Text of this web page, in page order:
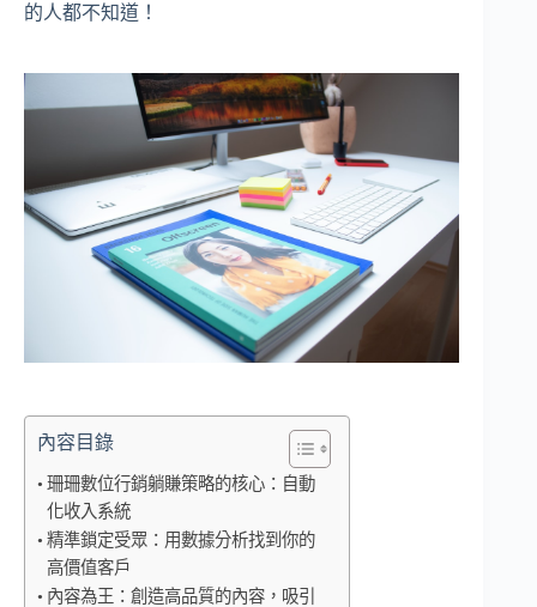
的人都不知道！
內容目錄
珊珊數位行銷躺賺策略的核心：自動
化收入系統
精準鎖定受眾：用數據分析找到你的
高價值客戶
內容為王：創造高品質的內容，吸引